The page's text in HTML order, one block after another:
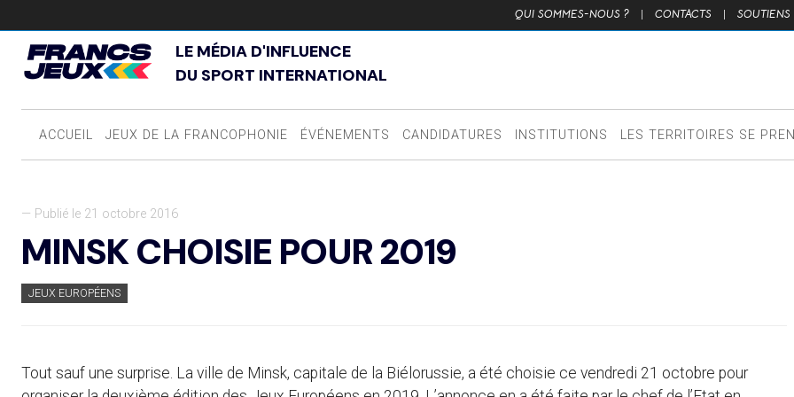
QUI SOMMES-NOUS ? | CONTACTS | SOUTIENS
LE MÉDIA D'INFLUENCE
DU SPORT INTERNATIONAL
ACCUEIL JEUX DE LA FRANCOPHONIE ÉVÉNEMENTS CANDIDATURES INSTITUTIONS LES TERRITOIRES SE
— Publié le 21 octobre 2016
MINSK CHOISIE POUR 2019
JEUX EUROPÉENS
Tout sauf une surprise. La ville de Minsk, capitale de la Biélorussie, a été choisie ce vendredi 21 octobre pour